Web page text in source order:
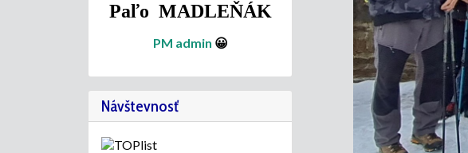
Paľo MADLEŇÁK
PM admin 😀
Návštevnosť